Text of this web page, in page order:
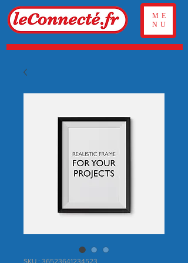
ME
NU
SKU : 36523641234523